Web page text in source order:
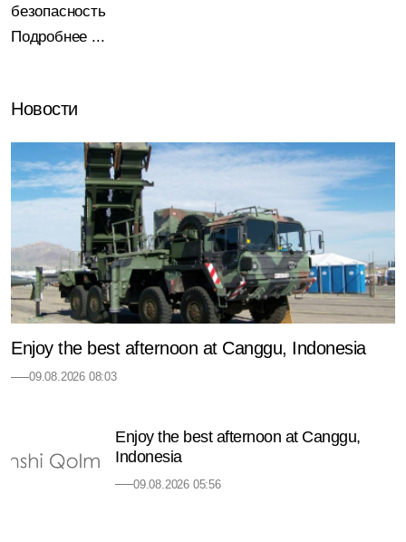
безопасность
Подробнее ...
Новости
Enjoy the best afternoon at Canggu, Indonesia
09.08.2026 08:03
Enjoy the best afternoon at Canggu,
Indonesia
09.08.2026 05:56